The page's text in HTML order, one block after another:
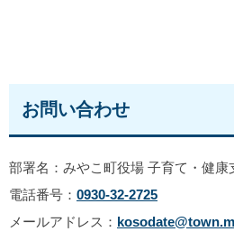
お問い合わせ
部署名：みやこ町役場 子育て・健康
電話番号： 0930-32-2725
メールアドレス：